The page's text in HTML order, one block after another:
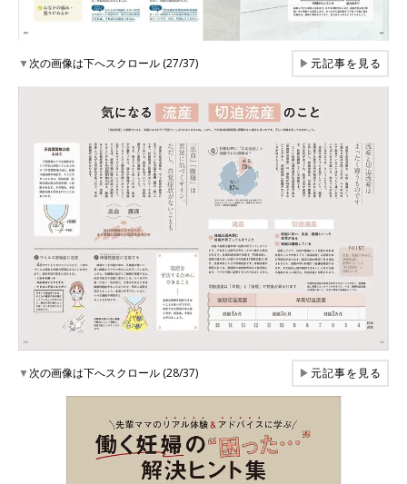
▼次の画像は下へスクロール (27/37) ▶元記事を見る
▼次の画像は下へスクロール (28/37) ▶元記事を見る